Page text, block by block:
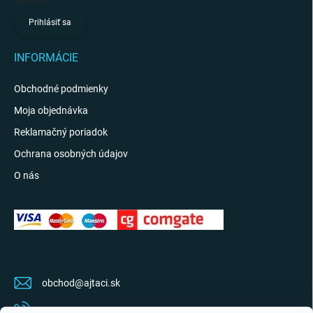
Prihlásiť sa
INFORMÁCIE
Obchodné podmienky
Moja objednávka
Reklamačný poriadok
Ochrana osobných údajov
O nás
obchod@ajtaci.sk
0904 07 34 34